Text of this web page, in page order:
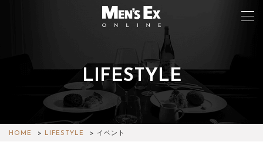
LIFESTYLE
HOME LIFESTYLE イベント
FASHION
WATCH